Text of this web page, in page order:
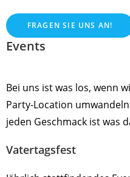
FRAGEN SIE UNS AN!
Events
Bei uns ist was los, wenn
Party-Location
jeden Geschmack ist was
Vatertagsfest